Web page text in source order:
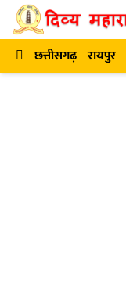
छत्तीसगढ़ रायपुर